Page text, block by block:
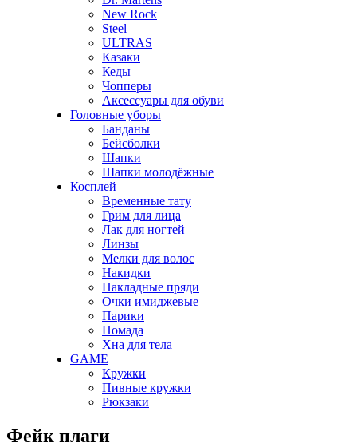
New Rock
Steel
ULTRAS
Казаки
Кеды
Чопперы
Аксессуары для обуви
Головные уборы
Банданы
Бейсболки
Шапки
Шапки молодёжные
Косплей
Временные тату
Грим для лица
Лак для ногтей
Линзы
Мелки для волос
Накидки
Накладные пряди
Очки имиджевые
Парики
Помада
Хна для тела
GAME
Кружки
Пивные кружки
Рюкзаки
Фейк плаги